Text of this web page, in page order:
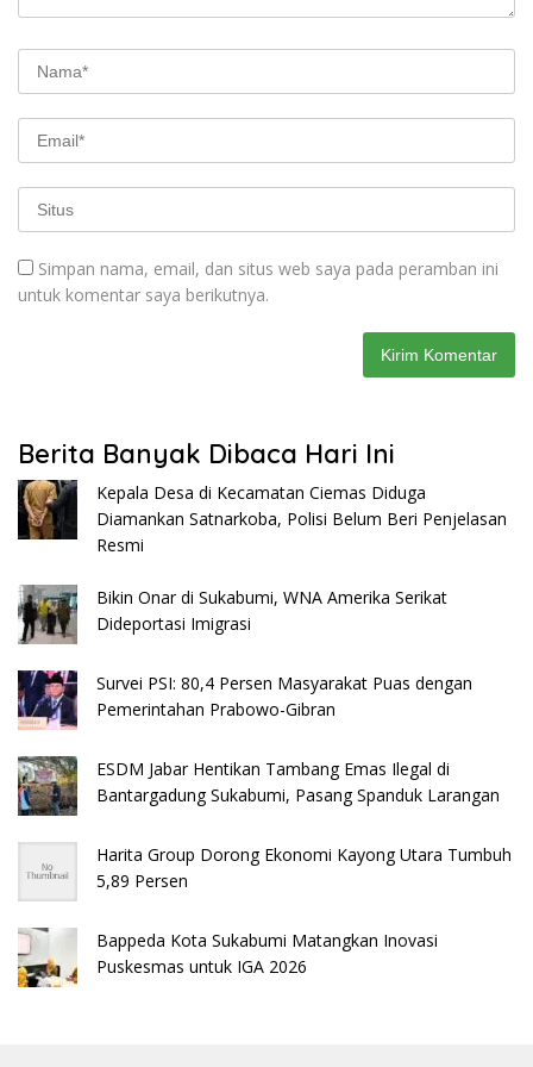
Simpan nama, email, dan situs web saya pada peramban ini
untuk komentar saya berikutnya.
Berita Banyak Dibaca Hari Ini
Kepala Desa di Kecamatan Ciemas Diduga
Diamankan Satnarkoba, Polisi Belum Beri Penjelasan
Resmi
Bikin Onar di Sukabumi, WNA Amerika Serikat
Dideportasi Imigrasi
Survei PSI: 80,4 Persen Masyarakat Puas dengan
Pemerintahan Prabowo-Gibran
ESDM Jabar Hentikan Tambang Emas Ilegal di
Bantargadung Sukabumi, Pasang Spanduk Larangan
Harita Group Dorong Ekonomi Kayong Utara Tumbuh
5,89 Persen
Bappeda Kota Sukabumi Matangkan Inovasi
Puskesmas untuk IGA 2026